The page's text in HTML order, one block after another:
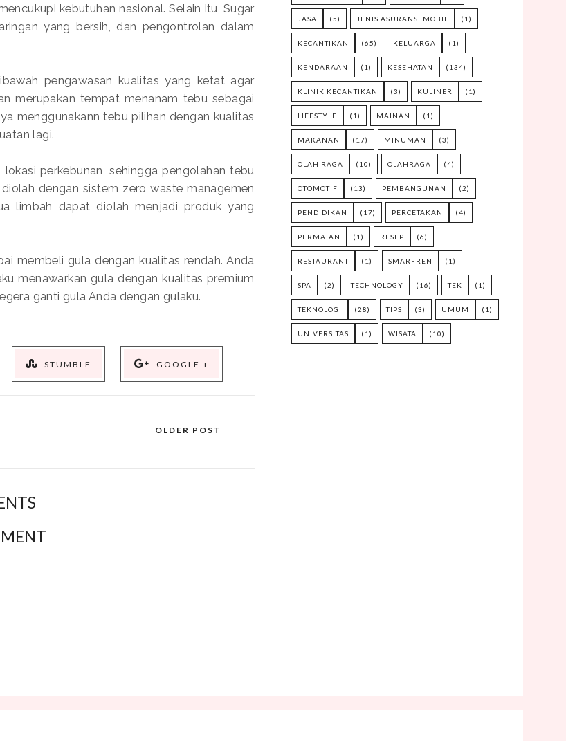
kebutuhan nasional. Selain itu, Sugar
yang bersih, dan pengontrolan dalam
pengawasan kualitas yang ketat agar
merupakan tempat menanam tebu sebagai
menggunakann tebu pilihan dengan kualitas
lagi.
perkebunan, sehingga pengolahan tebu
dengan sistem zero waste managemen
limbah dapat diolah menjadi produk yang
membeli gula dengan kualitas rendah. Anda
menawarkan gula dengan kualitas premium
ganti gula Anda dengan gulaku.
STUMBLE GOOGLE +
OLDER POST
JASA (5) JENIS ASURANSI MOBIL (1)
KECANTIKAN (65) KELUARGA (1)
KENDARAAN (1) KESEHATAN (134)
KLINIK KECANTIKAN (3) KULINER (1)
LIFESTYLE (1) MAINAN (1)
MAKANAN (17) MINUMAN (3)
OLAH RAGA (10) OLAHRAGA (4)
OTOMOTIF (13) PEMBANGUNAN (2)
PENDIDIKAN (17) PERCETAKAN (4)
PERMAIAN (1) RESEP (6)
RESTAURANT (1) SMARFREN (1)
SPA (2) TECHNOLOGY (16) TEK (1)
TEKNOLOGI (28) TIPS (3) UMUM (1)
UNIVERSITAS (1) WISATA (10)